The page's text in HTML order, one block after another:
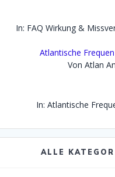
In: FAQ Wirkung &
Atlantische
Von Atlan
In: Atlantische
ALLE